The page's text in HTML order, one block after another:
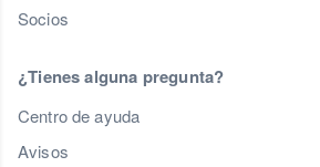
Socios
¿Tienes alguna pregunta?
Centro de ayuda
Avisos